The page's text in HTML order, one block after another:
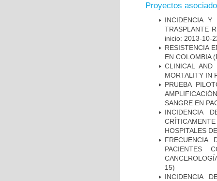
Proyectos
INCIDENCIA Y
TRASPLANTE
inicio: 2013-10-
RESISTENCIA
EN COLOMBIA
CLINICAL AND
MORTALITY IN
PRUEBA
SANGRE EN
INCIDENCIA
HOSPITALES
FRECUENCIA
PACIENTES
15)
INCIDENCIA